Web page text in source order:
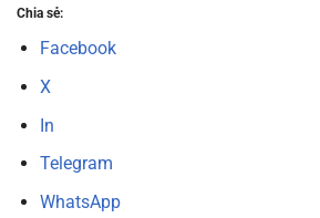
Chia sẻ:
Facebook
X
In
Telegram
WhatsApp